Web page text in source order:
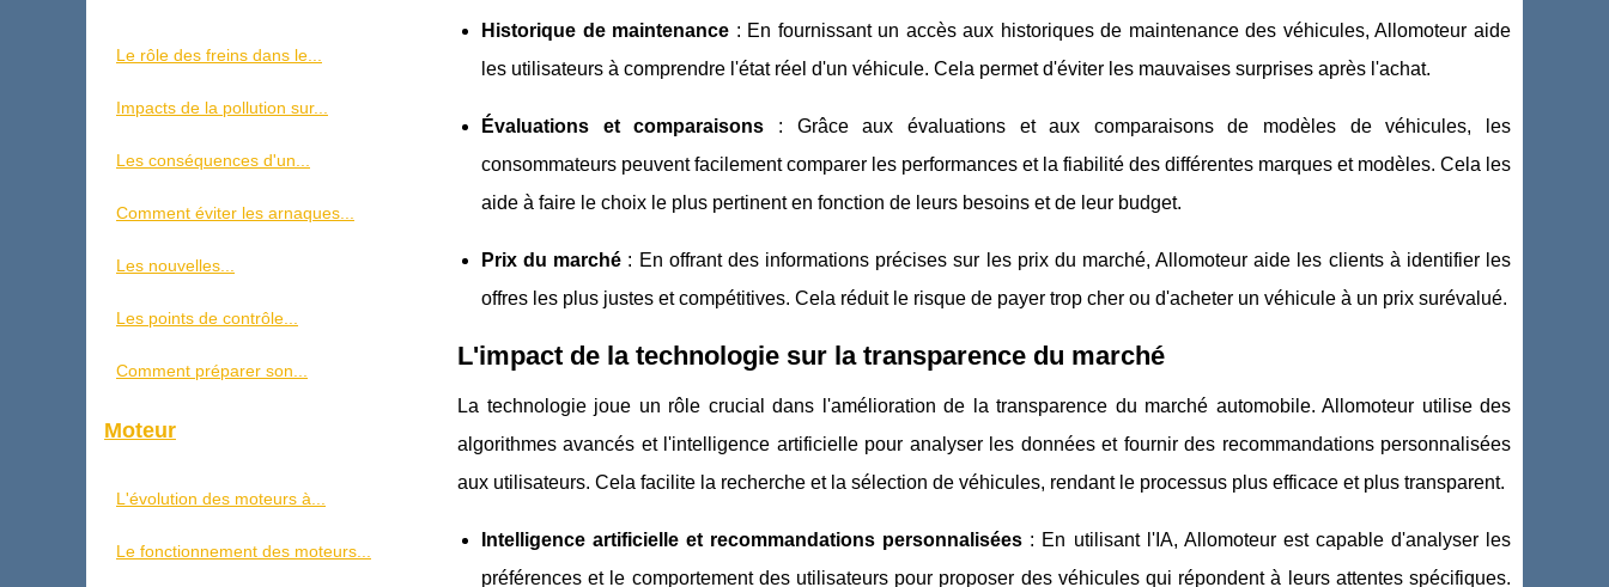
Historique de maintenance : En fournissant un accès aux historiques de maintenance des véhicules, Allomoteur aide
les utilisateurs à comprendre l'état réel d'un véhicule. Cela permet d'éviter les mauvaises surprises après l'achat.
Évaluations et comparaisons : Grâce aux évaluations et aux comparaisons de modèles de véhicules, les
consommateurs peuvent facilement comparer les performances et la fiabilité des différentes marques et modèles. Cela les
aide à faire le choix le plus pertinent en fonction de leurs besoins et de leur budget.
Prix du marché : En offrant des informations précises sur les prix du marché, Allomoteur aide les clients à identifier les
offres les plus justes et compétitives. Cela réduit le risque de payer trop cher ou d'acheter un véhicule à un prix surévalué.
L'impact de la technologie sur la transparence du marché
La technologie joue un rôle crucial dans l'amélioration de la transparence du marché automobile. Allomoteur utilise des
algorithmes avancés et l'intelligence artificielle pour analyser les données et fournir des recommandations personnalisées
aux utilisateurs. Cela facilite la recherche et la sélection de véhicules, rendant le processus plus efficace et plus transparent.
Intelligence artificielle et recommandations personnalisées : En utilisant l'IA, Allomoteur est capable d'analyser les
préférences et le comportement des utilisateurs pour proposer des véhicules qui répondent à leurs attentes spécifiques.
Le rôle des freins dans le...
Impacts de la pollution sur...
Les conséquences d'un...
Comment éviter les arnaques...
Les nouvelles...
Les points de contrôle...
Comment préparer son...
Moteur
L'évolution des moteurs à...
Le fonctionnement des moteurs...